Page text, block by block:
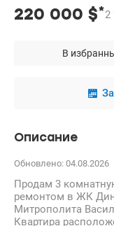
220 000 $*2
В
Описание
Обновлено: 04.08.2026
Продам 3
ремонтом в ЖК
Митрополита
Квартира